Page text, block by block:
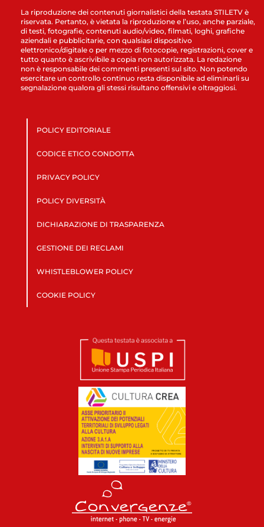
La riproduzione dei contenuti giornalistici della testata STILETV è
riservata. Pertanto, è vietata la riproduzione e l’uso, anche parziale,
di testi, fotografie, contenuti audio/video, filmati, loghi, grafiche
aziendali e pubblicitarie, con qualsiasi dispositivo
elettronico/digitale o per mezzo di fotocopie, registrazioni, cover e
tutto quanto è ascrivibile a copia non autorizzata. La redazione
non è responsabile dei commenti presenti sul sito. Non potendo
esercitare un controllo continuo resta disponibile ad eliminarli su
segnalazione qualora gli stessi risultano offensivi e oltraggiosi.
POLICY EDITORIALE
CODICE ETICO CONDOTTA
PRIVACY POLICY
POLICY DIVERSITÀ
DICHIARAZIONE DI TRASPARENZA
GESTIONE DEI RECLAMI
WHISTLEBLOWER POLICY
COOKIE POLICY